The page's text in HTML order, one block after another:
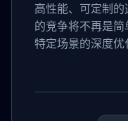
高性能、可定制
的竞争将不再是
特定场景的深度优